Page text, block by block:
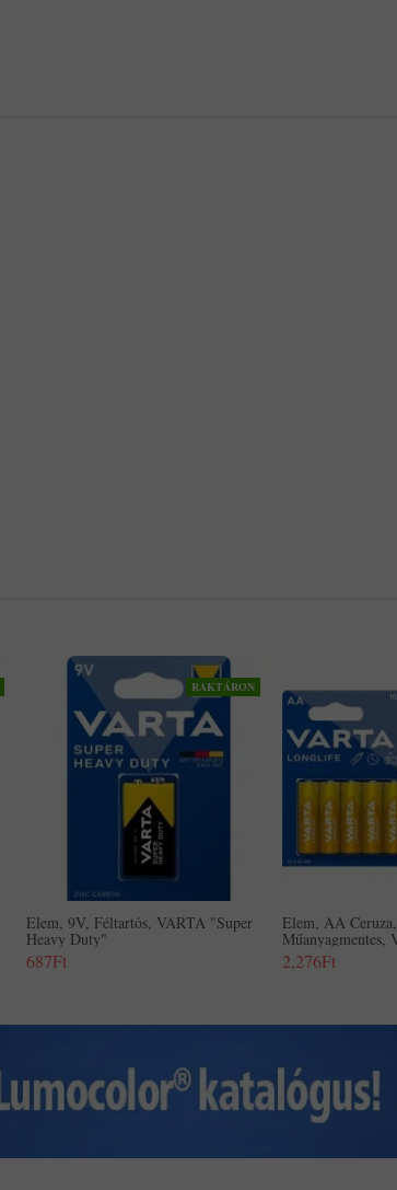
RAKTÁRON
Elem, 9V, Féltartós, VARTA "Super
Heavy Duty"
687Ft
Elem, AA
2,276Ft